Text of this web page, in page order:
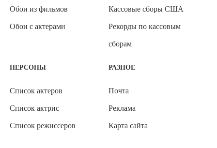
Обои из фильмов
Обои с актерами
Кассовые сборы США
Рекорды по кассовым
сборам
ПЕРСОНЫ
Список актеров
Список актрис
Список режиссеров
РАЗНОЕ
Почта
Реклама
Карта сайта